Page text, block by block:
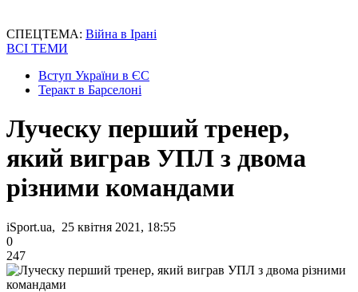
СПЕЦТЕМА: Війна в Ірані
ВСІ ТЕМИ
Вступ України в ЄС
Теракт в Барселоні
Луческу перший тренер,
який виграв УПЛ з двома
різними командами
iSport.ua, 25 квітня 2021, 18:55
0
247